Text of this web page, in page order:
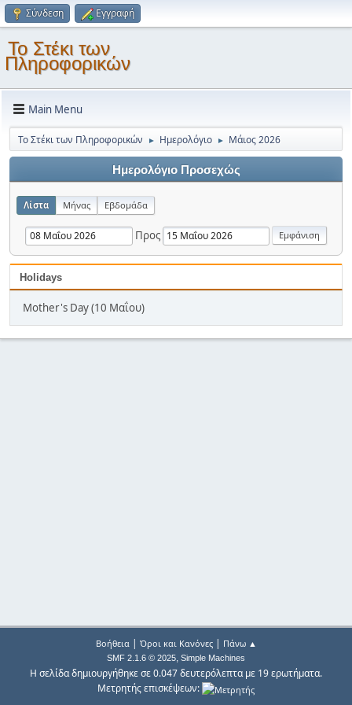
Σύνδεση Εγγραφή
Το Στέκι των
Πληροφορικών
Main Menu
Το Στέκι των Πληροφορικών ► Ημερολόγιο ► Μάιος 2026
Ημερολόγιο Προσεχώς
Λίστα Μήνας Εβδομάδα
Προς
Holidays
Mother's Day (10 Μαΐου)
Βοήθεια| Όροι και Κανόνες| Πάνω ▲
SMF 2.1.6 © 2025, Simple Machines
Η σελίδα δημιουργήθηκε σε 0.047 δευτερόλεπτα με 19 ερωτήματα.
Μετρητής επισκέψεων: